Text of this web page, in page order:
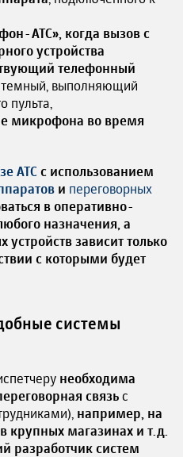
АТС», когда вызов с
устройства
телефонный
выполняющий
пульта,
микрофона во время
АТС с использованием
и переговорных
в оперативно-
назначения, а
зависит только
с которыми будет
системы
необходима
связьс
например, на
крупных магазинах и т.д.
разработчик систем